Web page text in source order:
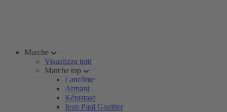
Marche
Visualizza tutti
Marche top
Lancôme
Armani
Kérastase
Jean Paul Gaultier